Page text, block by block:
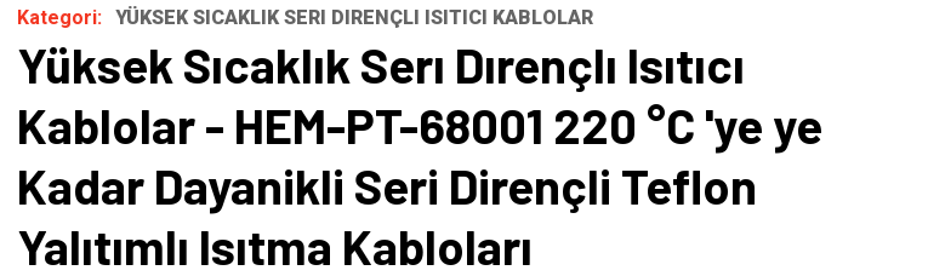
Kategori: YÜKSEK SICAKLIK SERI DIRENÇLI ISITICI KABLOLAR
Yüksek Sıcaklık Serı Dırençlı Isıtıcı
Kablolar - HEM-PT-68001 220 °C 'ye ye
Kadar Dayanikli Seri Dirençli Teflon
Yalıtımlı Isıtma Kabloları